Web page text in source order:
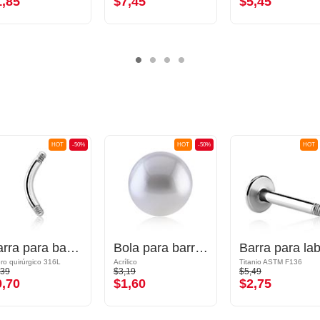
-50%
HOT
Barra para banana
quirúrgico 316L
-50%
HOT
Bola para barra con rosca (perla sintética, varios colores) con imitación de perla
Acrílico
$3,19
$1,60
HOT
Titanio ASTM F136
$5,49
$2,75